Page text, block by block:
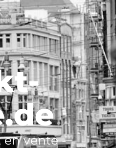
en vente -